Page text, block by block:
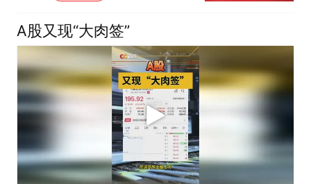
A股又现“大肉签”